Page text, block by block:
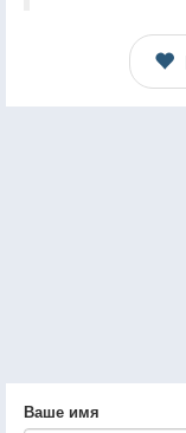
Ваше имя